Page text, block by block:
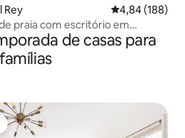
Rey 4,84 de uma
4,84 (188)
praia com escritório em
de casas para
famílias